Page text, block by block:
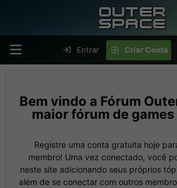
Entrar Criar Conta
Fórum
maior fórum de
Registre uma conta gratuita hoje
membro! Uma vez conectado, você
neste site adicionando seus próprios
além de se conectar com outros